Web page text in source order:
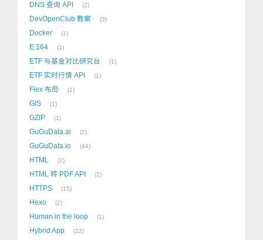
DNS 查询 API 2
DevOpenClub 教案 3
Docker 1
E.164 1
ETF 与基金对比研究台 1
ETF 实时行情 API 1
Flex 布局 1
GIS 1
GZIP 1
GuGuData.ai 2
GuGuData.io 44
HTML 2
HTML 转 PDF API 2
HTTPS 15
Hexo 2
Human in the loop 1
Hybrid App 22